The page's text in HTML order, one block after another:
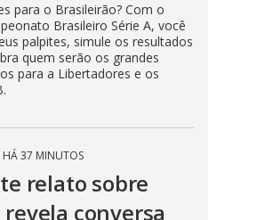
para o Brasileirão? Com o
Brasileiro Série A, você
palpites, simule os resultados
quem serão os grandes
para a Libertadores e os
HÁ 37 MINUTOS
relato sobre
conversa